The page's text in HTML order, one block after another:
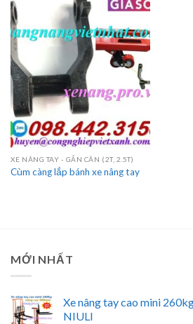
XE NÂNG TAY - GẮN CÂN (2T, 2.5T)
Cùm càng lắp bánh xe nâng tay
MỚI NHẤT
Xe nâng tay cao mini
NIULI